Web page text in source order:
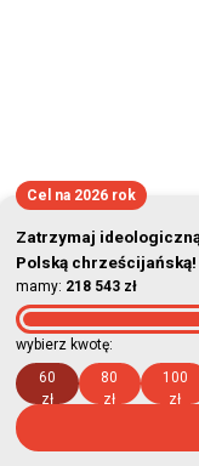
Cel na 2026 rok
Zatrzymaj
Polską chrześcijańską!
mamy: 218 543 zł
wybierz kwotę:
60
zł
80
zł
100
zł